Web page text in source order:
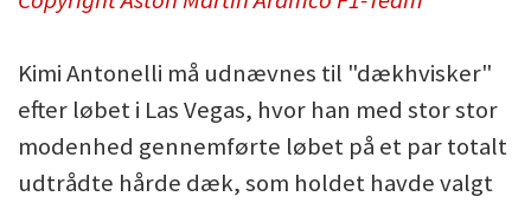
Kimi Antonelli må udnævnes til "dækhvisker"
efter løbet i Las Vegas, hvor han med stor stor
modenhed gennemførte løbet på et par totalt
udtrådte hårde dæk, som holdet havde valgt